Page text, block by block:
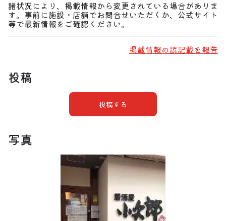
諸状況により、掲載情報から変更されている場合がありま
す。事前に施設・店舗でお問合せいただくか、公式サイト
等で最新情報をご確認ください。
掲載情報の誤記載を報告
投稿
投稿する
写真